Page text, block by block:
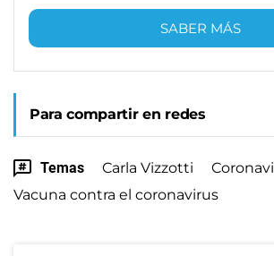
SABER MÁS
Para compartir en redes
Temas Carla Vizzotti
Vacuna contra el coronavirus